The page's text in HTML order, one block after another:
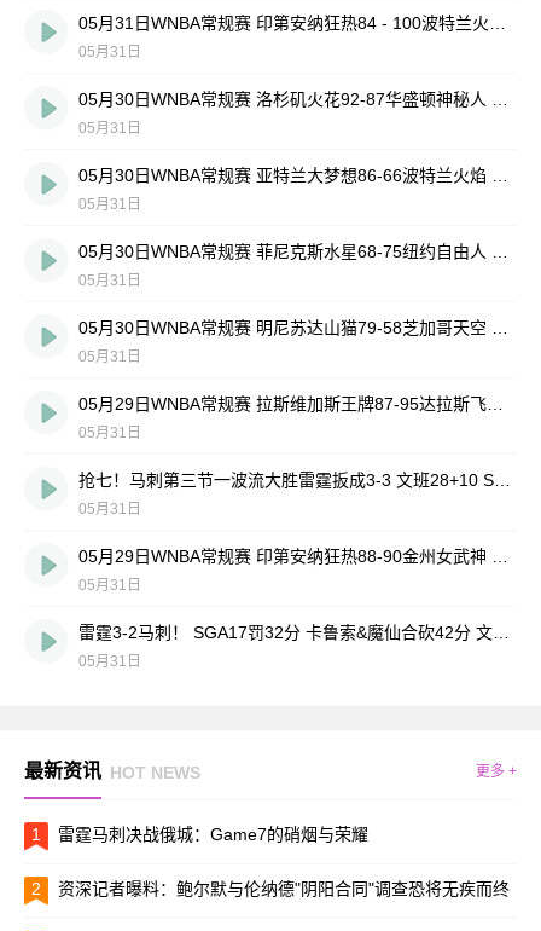
05月31日
05月31日
05月31日
05月31日
05月31日
05月31日
05月31日
05月31日
05月31日
最新资讯 HOT NEWS 更多 +
1 雷霆马刺决战俄城：Game7的硝烟与荣耀
2 资深记者曝料：鲍尔默与伦纳德"阴阳合同"调查恐将无疾而终